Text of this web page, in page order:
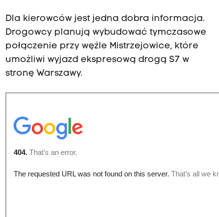
Dla kierowców jest jedna dobra informacja.
Drogowcy planują wybudować tymczasowe
połączenie przy węźle Mistrzejowice, które
umożliwi wyjazd ekspresową drogą S7 w
stronę Warszawy.